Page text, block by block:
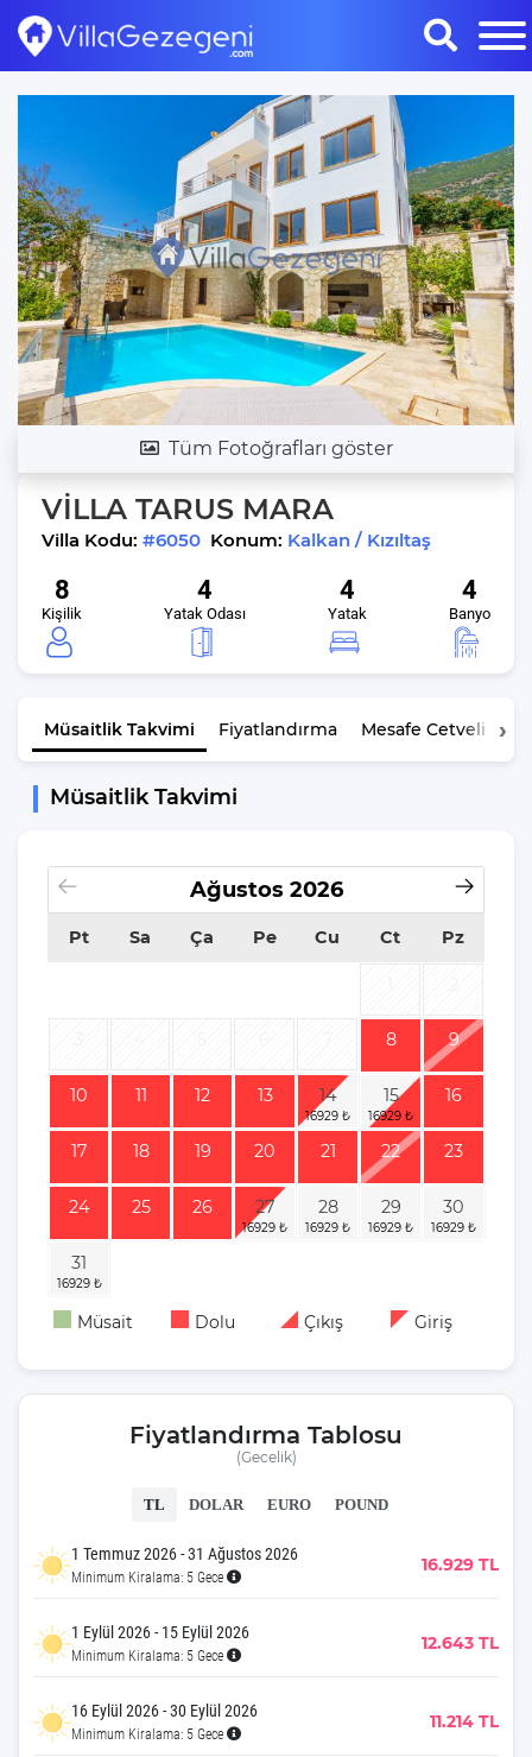
Tüm Fotoğrafları göster
VİLLA TARUS MARA
Villa Kodu: #6050 Konum: Kalkan / Kızıltaş
8
Kişilik
4
Yatak Odası
4
Yatak
4
Banyo
Müsaitlik Takvimi Fiyatlandırma Mesafe Cetveli
Müsaitlik Takvimi
Ağustos 2026
Pt Sa Ça Pe Cu Ct Pz
8 9
10 11 12 13 14 15 16
17 18 19 20 21 22 23
24 25 26 27 28 29 30
31
Müsait Dolu Çıkış Giriş
Fiyatlandırma Tablosu
(Gecelik)
TL DOLAR EURO POUND
1 Temmuz 2026 - 31 Ağustos 2026
Minimum Kiralama: 5 Gece
16.929 TL
1 Eylül 2026 - 15 Eylül 2026
Minimum Kiralama: 5 Gece
12.643 TL
16 Eylül 2026 - 30 Eylül 2026
Minimum Kiralama: 5 Gece
11.214 TL